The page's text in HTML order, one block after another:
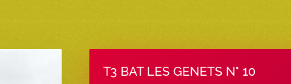
T3 BAT LES GENETS N° 10